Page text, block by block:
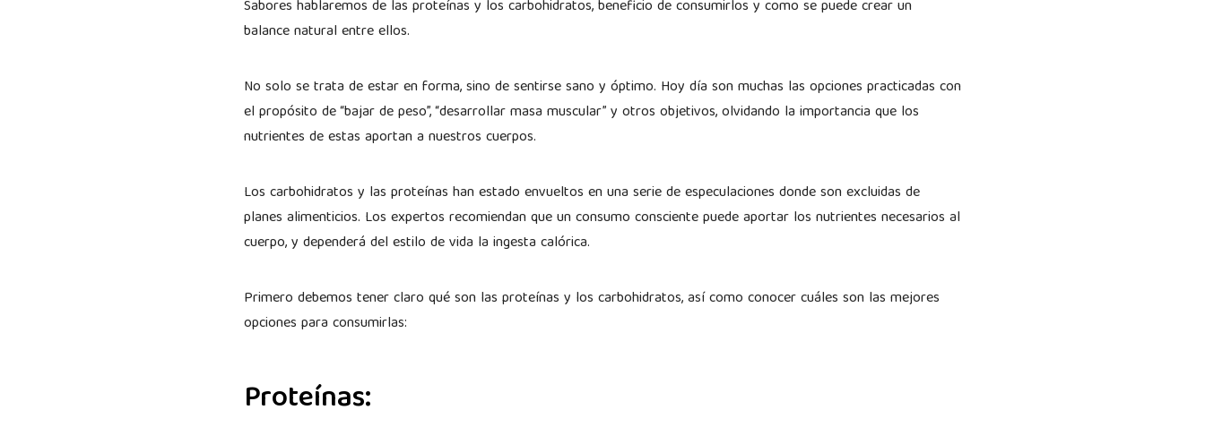
Sabores hablaremos de las proteínas y los carbohidratos, beneficio de consumirlos y como se puede crear un
balance natural entre ellos.
No solo se trata de estar en forma, sino de sentirse sano y óptimo. Hoy día son muchas las opciones practicadas con
el propósito de “bajar de peso”, “desarrollar masa muscular” y otros objetivos, olvidando la importancia que los
nutrientes de estas aportan a nuestros cuerpos.
Los carbohidratos y las proteínas han estado envueltos en una serie de especulaciones donde son excluidas de
planes alimenticios. Los expertos recomiendan que un consumo consciente puede aportar los nutrientes necesarios al
cuerpo, y dependerá del estilo de vida la ingesta calórica.
Primero debemos tener claro qué son las proteínas y los carbohidratos, así como conocer cuáles son las mejores
opciones para consumirlas:
Proteínas: